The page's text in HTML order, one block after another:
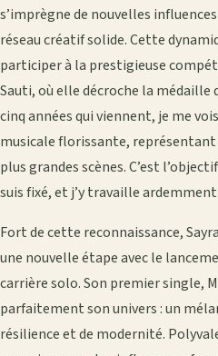
s’imprègne de nouvelles
réseau créatif solide. Cette
participer à la prestigieuse
Sauti, où elle décroche la médaille
cinq années qui viennent, je me
musicale florissante, représentant
plus grandes scènes. C’est
suis fixé, et j’y travaille
Fort de cette reconnaissance,
une nouvelle étape avec le
carrière solo. Son premier single,
parfaitement son univers : un
résilience et de modernité.